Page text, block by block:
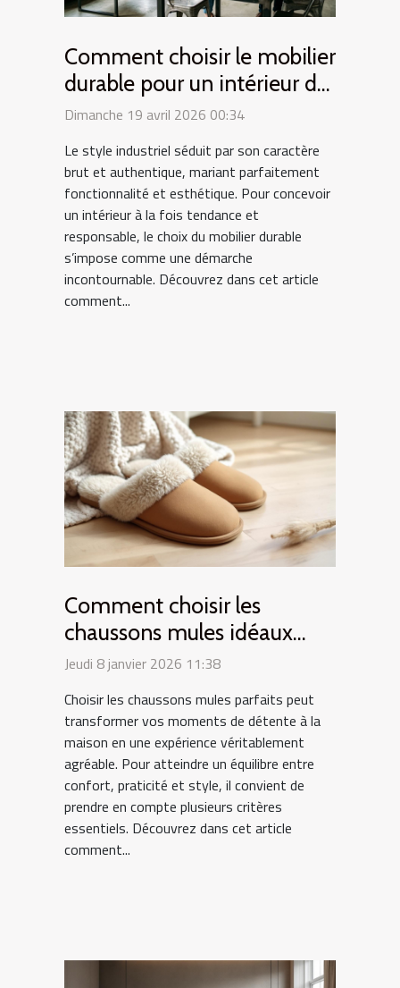
Comment choisir le mobilier
durable pour un intérieur de
style industriel ?
Dimanche 19 avril 2026 00:34
Le style industriel séduit par son caractère
brut et authentique, mariant parfaitement
fonctionnalité et esthétique. Pour concevoir
un intérieur à la fois tendance et
responsable, le choix du mobilier durable
s’impose comme une démarche
incontournable. Découvrez dans cet article
comment...
Comment choisir les
chaussons mules idéaux
pour votre confort
Jeudi 8 janvier 2026 11:38
Choisir les chaussons mules parfaits peut
transformer vos moments de détente à la
maison en une expérience véritablement
agréable. Pour atteindre un équilibre entre
confort, praticité et style, il convient de
prendre en compte plusieurs critères
essentiels. Découvrez dans cet article
comment...